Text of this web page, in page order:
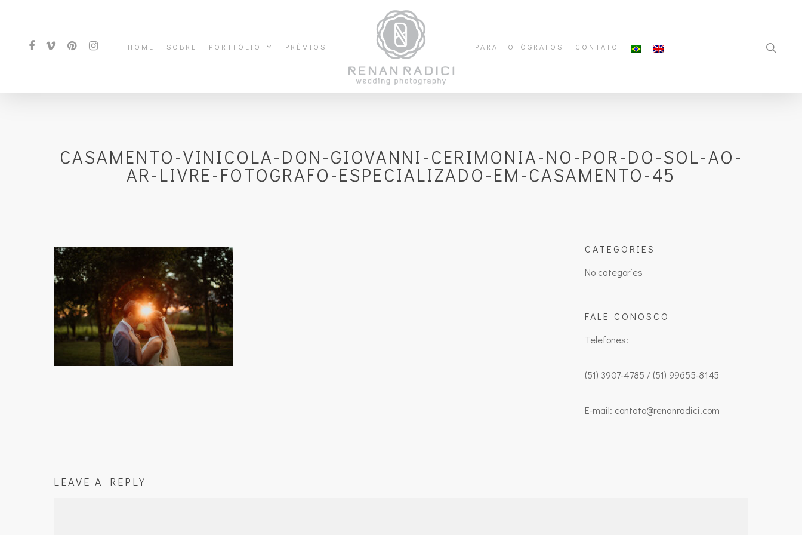
HOME SOBRE PORTFÓLIO PRÊMIOS PARA FOTÓGRAFOS CONTATO
CASAMENTO-VINICOLA-DON-GIOVANNI-CERIMONIA-NO-POR-DO-SOL-AO-
AR-LIVRE-FOTOGRAFO-ESPECIALIZADO-EM-CASAMENTO-45
CATEGORIES
No categories
FALE CONOSCO
Telefones:
(51) 3907-4785 / (51) 99655-8145
E-mail: contato@renanradici.com
LEAVE A REPLY